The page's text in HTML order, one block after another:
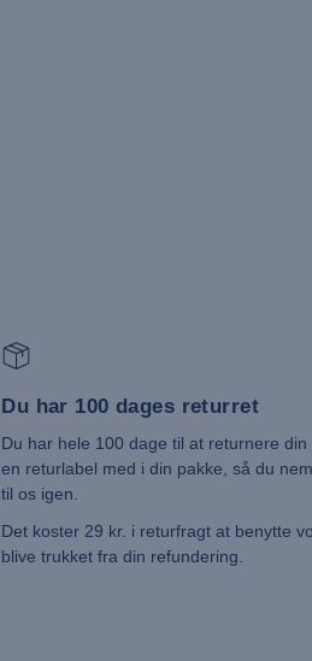
Du har 100 dages returret
Du har hele 100 dage til at returnere
en returlabel med i din pakke, så du
til os igen.
Det koster 29 kr. i returfragt at benytte
blive trukket fra din refundering.